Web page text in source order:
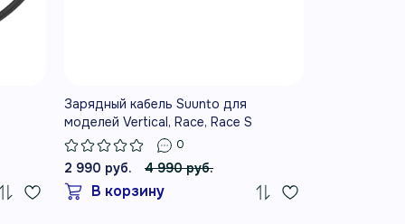
Зарядный кабель Suunto для
моделей Vertical, Race, Race S
0
2 990 руб. 4 990 руб.
В корзину